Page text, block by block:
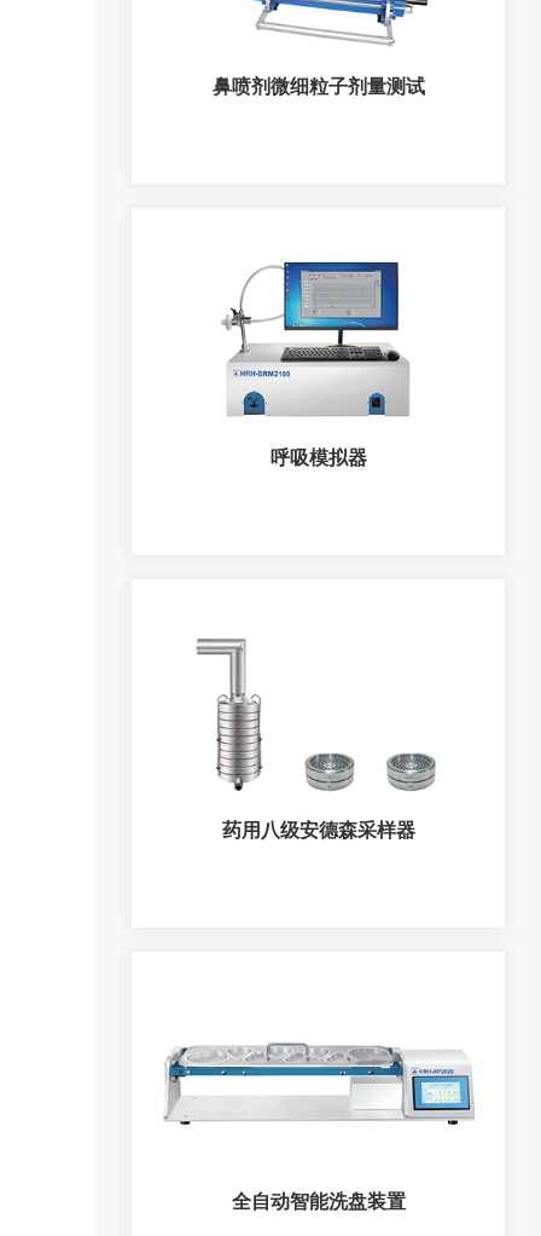
鼻喷剂微细粒子剂量测试
鼻喷剂微细粒子剂量测试
呼吸模拟器
药用八级安德森采样器
药用八级安德森采样器
全自动智能洗盘装置